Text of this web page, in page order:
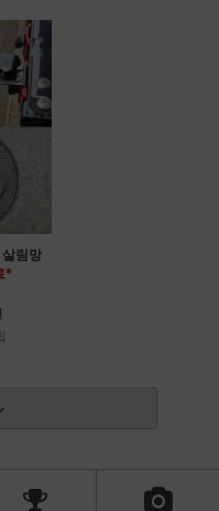
림망
*